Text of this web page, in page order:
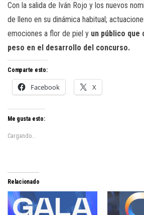
Con la salida de Iván Rojo y los nuevos
de lleno en su dinámica habitual;
emociones a flor de piel y un público que
peso en el desarrollo del concurso.
Comparte esto:
Facebook X
Me gusta esto:
Cargando...
Relacionado